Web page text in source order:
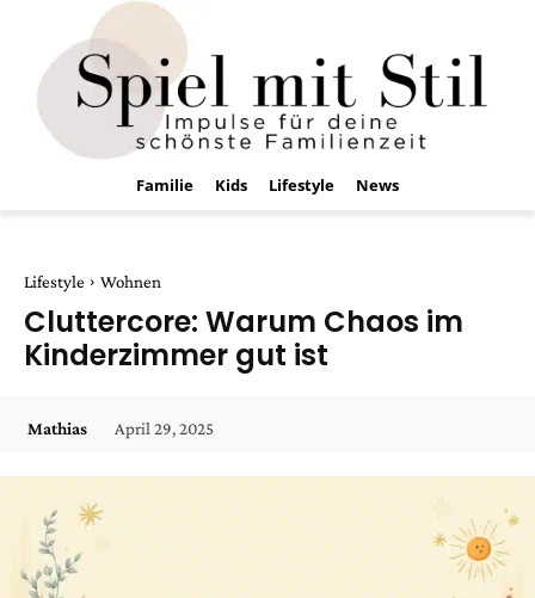
Familie Kids Lifestyle News
Lifestyle Wohnen
Cluttercore: Warum Chaos im
Kinderzimmer gut ist
Mathias April 29, 2025